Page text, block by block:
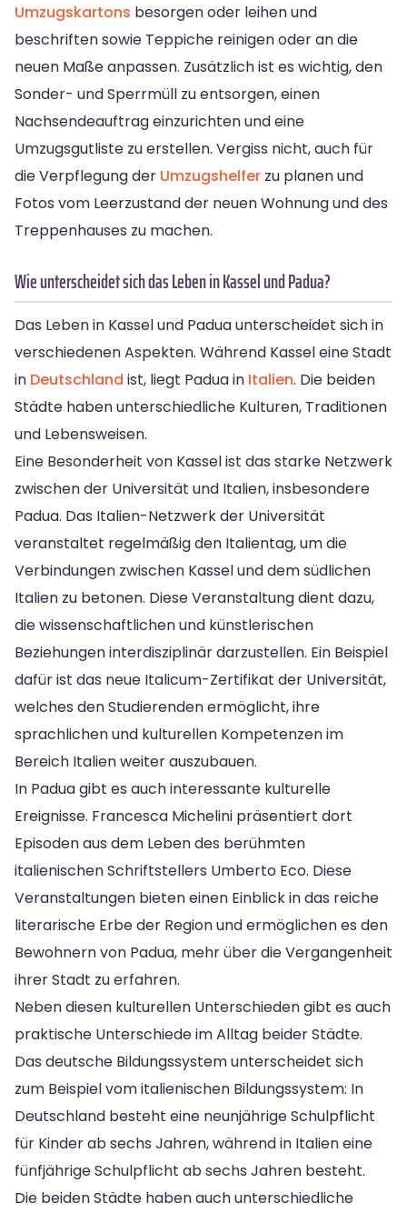
Umzugskartons besorgen oder leihen und
beschriften sowie Teppiche reinigen oder an die
neuen Maße anpassen. Zusätzlich ist es wichtig, den
Sonder- und Sperrmüll zu entsorgen, einen
Nachsendeauftrag einzurichten und eine
Umzugsgutliste zu erstellen. Vergiss nicht, auch für
die Verpflegung der Umzugshelfer zu planen und
Fotos vom Leerzustand der neuen Wohnung und des
Treppenhauses zu machen.
Wie unterscheidet sich das Leben in Kassel und Padua?
Das Leben in Kassel und Padua unterscheidet sich in
verschiedenen Aspekten. Während Kassel eine Stadt
in Deutschland ist, liegt Padua in Italien. Die beiden
Städte haben unterschiedliche Kulturen, Traditionen
und Lebensweisen.
Eine Besonderheit von Kassel ist das starke Netzwerk
zwischen der Universität und Italien, insbesondere
Padua. Das Italien-Netzwerk der Universität
veranstaltet regelmäßig den Italientag, um die
Verbindungen zwischen Kassel und dem südlichen
Italien zu betonen. Diese Veranstaltung dient dazu,
die wissenschaftlichen und künstlerischen
Beziehungen interdisziplinär darzustellen. Ein Beispiel
dafür ist das neue Italicum-Zertifikat der Universität,
welches den Studierenden ermöglicht, ihre
sprachlichen und kulturellen Kompetenzen im
Bereich Italien weiter auszubauen.
In Padua gibt es auch interessante kulturelle
Ereignisse. Francesca Michelini präsentiert dort
Episoden aus dem Leben des berühmten
italienischen Schriftstellers Umberto Eco. Diese
Veranstaltungen bieten einen Einblick in das reiche
literarische Erbe der Region und ermöglichen es den
Bewohnern von Padua, mehr über die Vergangenheit
ihrer Stadt zu erfahren.
Neben diesen kulturellen Unterschieden gibt es auch
praktische Unterschiede im Alltag beider Städte.
Das deutsche Bildungssystem unterscheidet sich
zum Beispiel vom italienischen Bildungssystem: In
Deutschland besteht eine neunjährige Schulpflicht
für Kinder ab sechs Jahren, während in Italien eine
fünfjährige Schulpflicht ab sechs Jahren besteht.
Die beiden Städte haben auch unterschiedliche